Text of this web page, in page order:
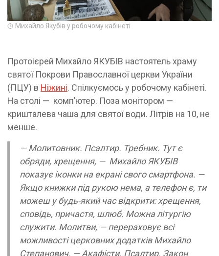
Михайло Якубів у робочому кабінеті
Протоієрей Михайло ЯКУБІВ настоятель храму
святої Покрови Православної церкви України
(ПЦУ) в Ніжині. Спілкуємось у робочому кабінеті.
На столі — комп’ютер. Поза монітором —
кришталева чаша для святої води. Літрів на 10, не
менше.
— Молитовник. Псалтир. Требник. Тут є
обряди, хрещення, — Михайло ЯКУБІВ
показує іконки на екрані свого смартфона. —
Якщо книжки під рукою нема, а телефон є, ти
можеш у будь-який час відкрити: хрещення,
сповідь, причастя, шлюб. Можна літургію
служити. Молитви, — перераховує всі
можливості церковних додатків Михайло
Степанович. — Акафісти. Псалтир. Закон